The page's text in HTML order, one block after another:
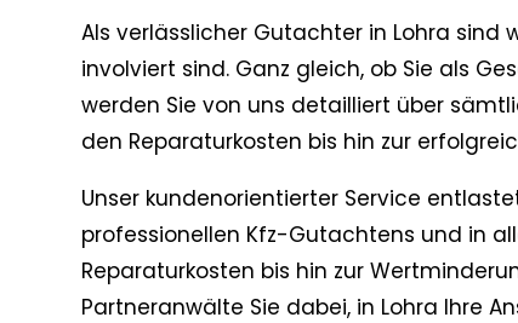
Als verlässlicher Gutachter in Lohra sind
involviert sind. Ganz gleich, ob Sie als
werden Sie von uns detailliert über
den Reparaturkosten bis hin zur
Unser kundenorientierter Service
professionellen Kfz-Gutachtens und in
Reparaturkosten bis hin zur
Partneranwälte Sie dabei, in Lohra Ihre